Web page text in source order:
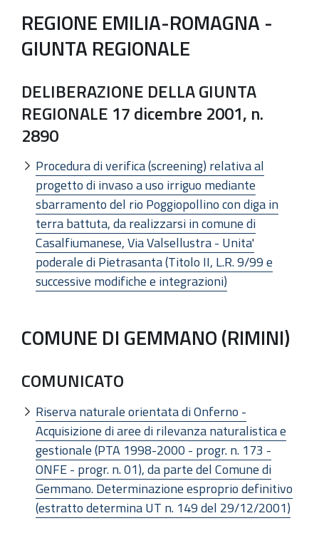
REGIONE EMILIA-ROMAGNA -
GIUNTA REGIONALE
DELIBERAZIONE DELLA GIUNTA
REGIONALE 17 dicembre 2001, n.
2890
Procedura di verifica (screening) relativa al
progetto di invaso a uso irriguo mediante
sbarramento del rio Poggiopollino con diga in
terra battuta, da realizzarsi in comune di
Casalfiumanese, Via Valsellustra - Unita'
poderale di Pietrasanta (Titolo II, L.R. 9/99 e
successive modifiche e integrazioni)
COMUNE DI GEMMANO (RIMINI)
COMUNICATO
Riserva naturale orientata di Onferno -
Acquisizione di aree di rilevanza naturalistica e
gestionale (PTA 1998-2000 - progr. n. 173 -
ONFE - progr. n. 01), da parte del Comune di
Gemmano. Determinazione esproprio definitivo
(estratto determina UT n. 149 del 29/12/2001)